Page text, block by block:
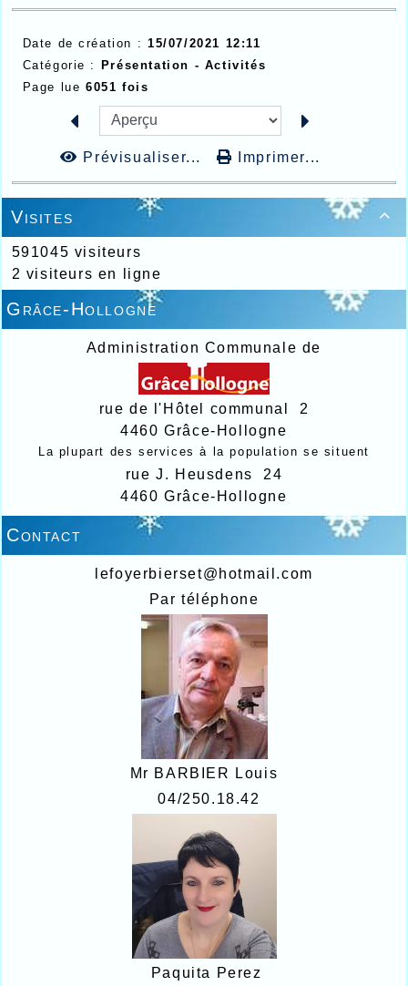

Visites
591045 visiteurs
2 visiteurs en ligne
Grâce-Hollogne
Administration Communale de
rue de l'Hôtel communal 2
4460 Grâce-Hollogne
La plupart des services à la population se situent
rue J. Heusdens 24
4460 Grâce-Hollogne
Contact
lefoyerbierset@hotmail.com
Par téléphone
Mr BARBIER Louis
04/250.18.42
Paquita Perez
Date de création : 15/07/2021 12:11
Catégorie : Présentation - Activités
Page lue 6051 fois
Prévisualiser... Imprimer...